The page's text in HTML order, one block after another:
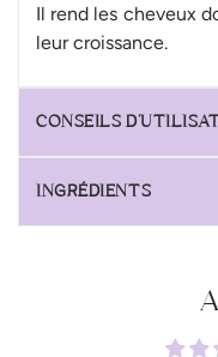
Il rend les cheveux
leur croissance.
CONSEILS
INGRÉDIENTS